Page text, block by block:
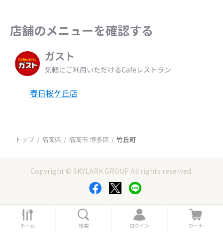
店舗のメニューを確認する
ガスト
気軽にご利用いただけるCafeレストラン
春日桜ケ丘店
トップ 福岡県 福岡市 博多区 竹丘町
Copyright © SKYLARK GROUP All rights reserved.
ホ
ー
ホーム 索
検索
ロ
グ
ログイン
カ
ー
カート